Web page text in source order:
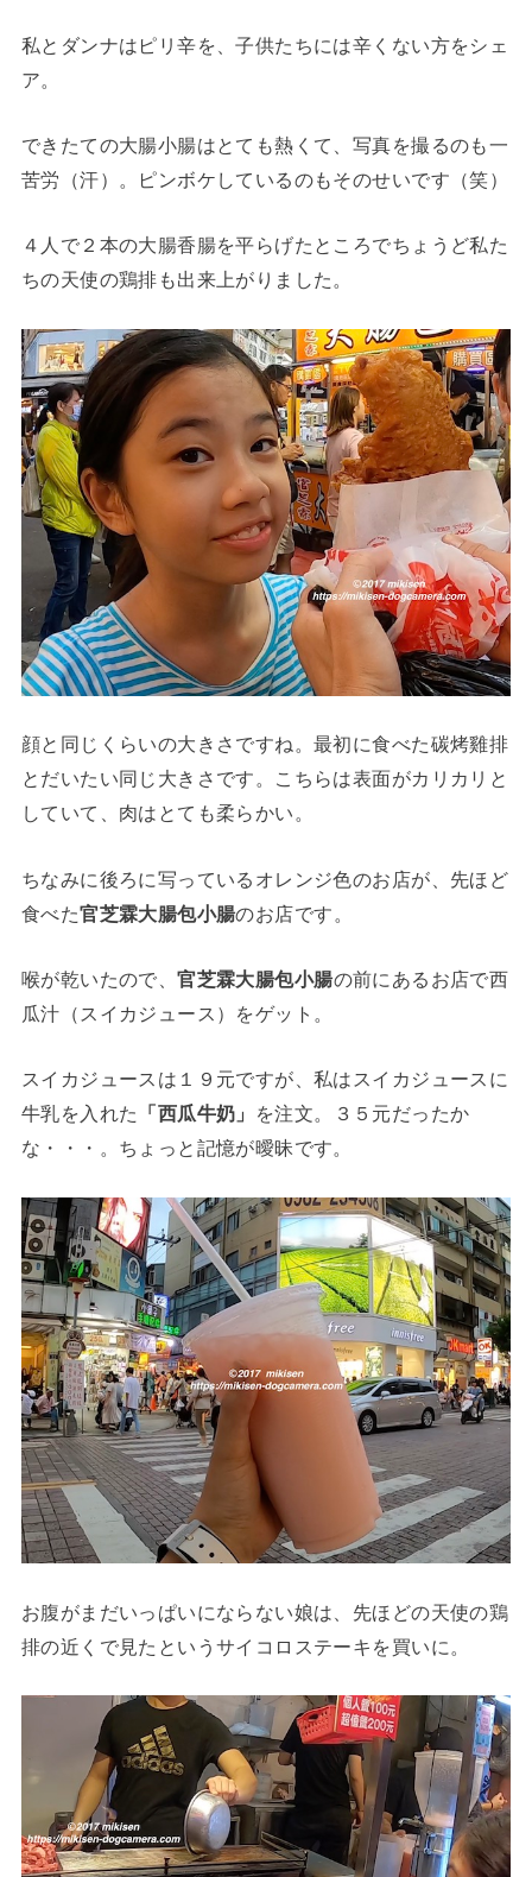
私とダンナはピリ辛を、子供たちには辛くない方をシェ
ア。
できたての大腸小腸はとても熱くて、写真を撮るのも一
苦労（汗）。ピンボケしているのもそのせいです（笑）
４人で２本の大腸香腸を平らげたところでちょうど私た
ちの天使の鶏排も出来上がりました。
顔と同じくらいの大きさですね。最初に食べた碳烤雞排
とだいたい同じ大きさです。こちらは表面がカリカリと
していて、肉はとても柔らかい。
ちなみに後ろに写っているオレンジ色のお店が、先ほど
食べた官芝霖大腸包小腸のお店です。
喉が乾いたので、官芝霖大腸包小腸の前にあるお店で西
瓜汁（スイカジュース）をゲット。
スイカジュースは１９元ですが、私はスイカジュースに
牛乳を入れた
「西瓜牛奶」
を注文。３５元だったか
な・・・。ちょっと記憶が曖昧です。
お腹がまだいっぱいにならない娘は、先ほどの天使の鶏
排の近くで見たというサイコロステーキを買いに。